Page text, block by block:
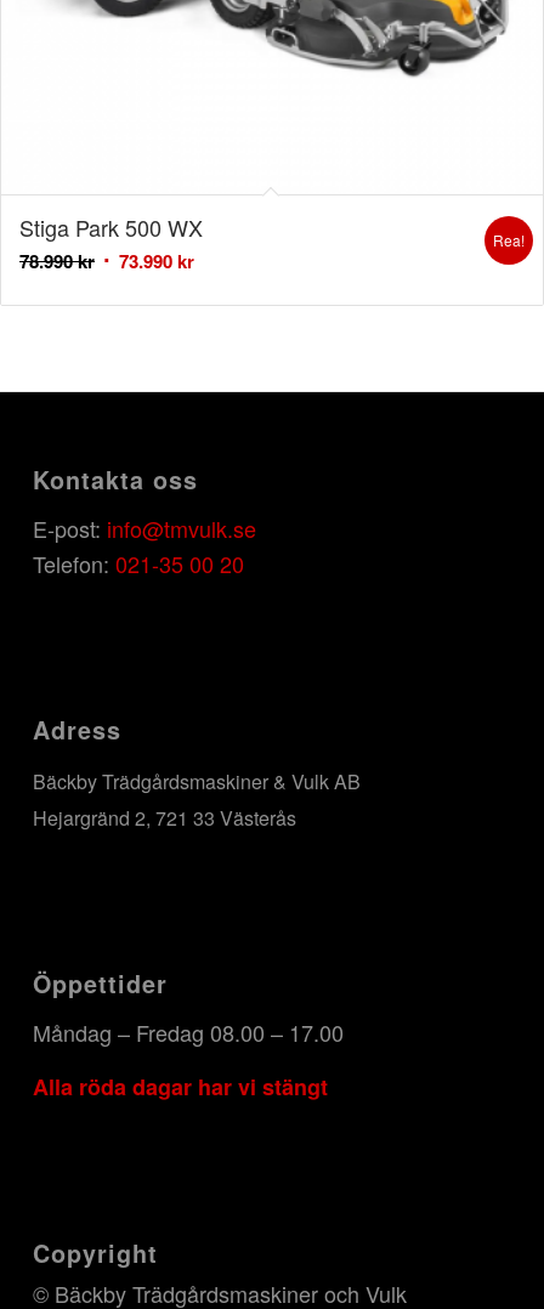
Stiga Park 500 WX
78.990kr 73.990kr
Rea!
Kontakta oss
E-post: info@tmvulk.se
Telefon: 021-35 00 20
Adress
Bäckby Trädgårdsmaskiner & Vulk AB
Hejargränd 2, 721 33 Västerås
Öppettider
Måndag – Fredag 08.00 – 17.00
Alla röda dagar har vi stängt
Copyright
© Bäckby Trädgårdsmaskiner och Vulk